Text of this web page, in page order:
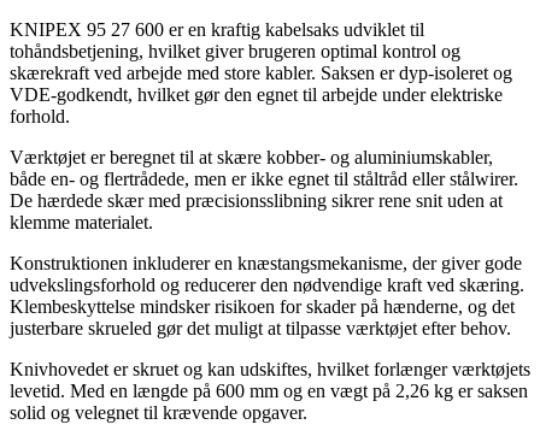
KNIPEX 95 27 600 er en kraftig kabelsaks udviklet til
tohåndsbetjening, hvilket giver brugeren optimal kontrol og
skærekraft ved arbejde med store kabler. Saksen er dyp-isoleret og
VDE-godkendt, hvilket gør den egnet til arbejde under elektriske
forhold.
Værktøjet er beregnet til at skære kobber- og aluminiumskabler,
både en- og flertrådede, men er ikke egnet til ståltråd eller stålwirer.
De hærdede skær med præcisionsslibning sikrer rene snit uden at
klemme materialet.
Konstruktionen inkluderer en knæstangsmekanisme, der giver gode
udvekslingsforhold og reducerer den nødvendige kraft ved skæring.
Klembeskyttelse mindsker risikoen for skader på hænderne, og det
justerbare skrueled gør det muligt at tilpasse værktøjet efter behov.
Knivhovedet er skruet og kan udskiftes, hvilket forlænger værktøjets
levetid. Med en længde på 600 mm og en vægt på 2,26 kg er saksen
solid og velegnet til krævende opgaver.